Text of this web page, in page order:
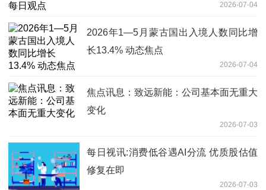
2026-07-04
2026年1—5月蒙古国出入境人数同比增
长13.4% 动态焦点
2026-07-04
焦点讯息：致远新能：公司基本面无重大
变化
2026-07-03
每日视讯:消费低谷遇AI分流 优质股估值
修复在即
2026-07-03